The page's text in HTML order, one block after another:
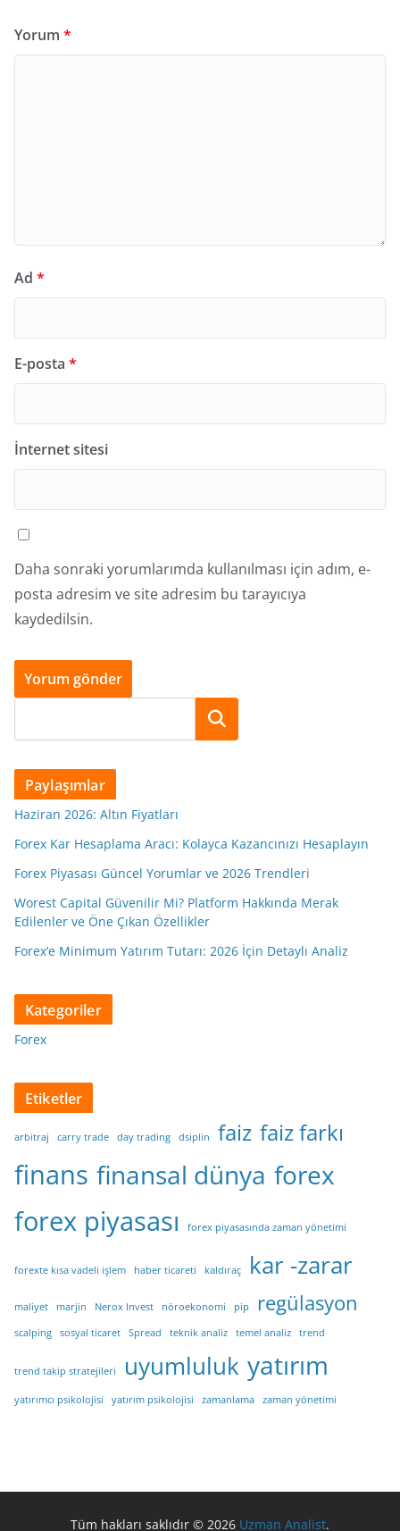
Yorum *
Ad *
E-posta *
İnternet sitesi
Daha sonraki yorumlarımda kullanılması için adım, e-
posta adresim ve site adresim bu tarayıcıya
kaydedilsin.
Ara
Paylaşımlar
Haziran 2026: Altın Fiyatları
Forex Kar Hesaplama Aracı: Kolayca Kazancınızı Hesaplayın
Forex Piyasası Güncel Yorumlar ve 2026 Trendleri
Worest Capital Güvenilir Mi? Platform Hakkında Merak
Edilenler ve Öne Çıkan Özellikler
Forex’e Minimum Yatırım Tutarı: 2026 İçin Detaylı Analiz
Kategoriler
Forex
Etiketler
arbitraj carry trade day trading dsiplin faiz faiz farkı
finans finansal dünya forex
forex piyasası forex piyasasında zaman yönetimi
forexte kısa vadeli işlem haber ticareti kaldıraç kar -zarar
maliyet marjin Nerox Invest nöroekonomi pip regülasyon
scalping sosyal ticaret Spread teknik analiz temel analiz trend
trend takip stratejileri uyumluluk yatırım
yatırımcı psikolojisi yatırım psikolojisi zamanlama zaman yönetimi
Tüm hakları saklıdır © 2026 Uzman Analist.